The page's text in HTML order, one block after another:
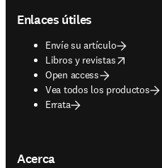
Enlaces útiles
Envíe su artículo
Libros y revistas
opens in new tab/window
Open access
Vea todos los productos
Errata
Acerca